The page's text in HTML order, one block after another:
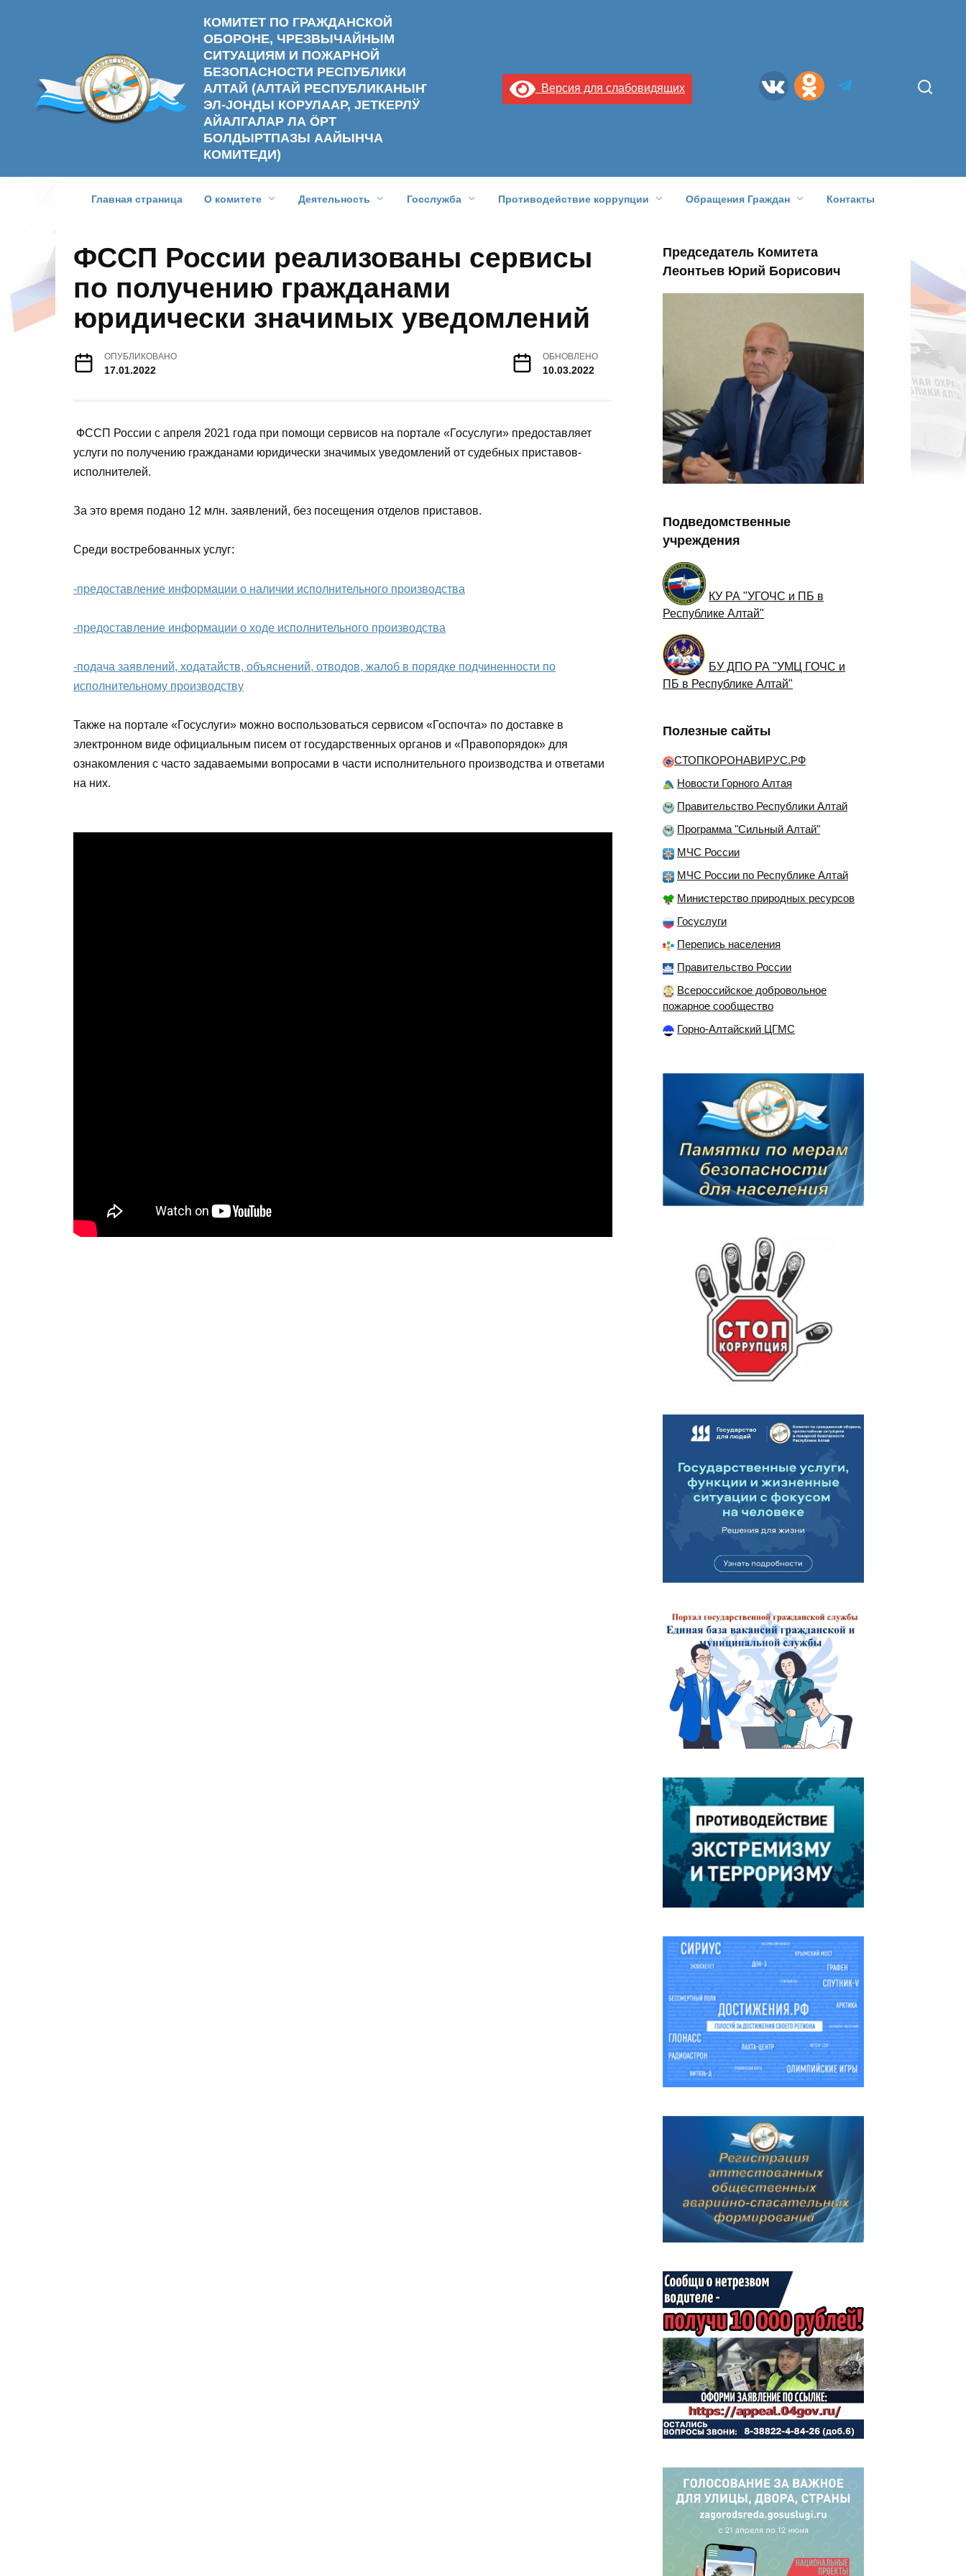
КОМИТЕТ ПО ГРАЖДАНСКОЙ
ОБОРОНЕ, ЧРЕЗВЫЧАЙНЫМ
СИТУАЦИЯМ И ПОЖАРНОЙ
БЕЗОПАСНОСТИ РЕСПУБЛИКИ
АЛТАЙ (АЛТАЙ РЕСПУБЛИКАНЫҤ
ЭЛ-ЈОНДЫ КОРУЛААР, ЈЕТКЕРЛӰ
АЙАЛГАЛАР ЛА ӦРТ
БОЛДЫРТПАЗЫ ААЙЫНЧА
КОМИТЕДИ)
Версия для слабовидящих
Главная страница О комитете Деятельность Госслужба Противодействие коррупции Обращения Граждан Контакты
ФССП России реализованы сервисы
по получению гражданами
юридически значимых уведомлений
ОПУБЛИКОВАНО
17.01.2022
ОБНОВЛЕНО
10.03.2022
ФССП России с апреля 2021 года при помощи сервисов на портале «Госуслуги» предоставляет
услуги по получению гражданами юридически значимых уведомлений от судебных приставов-
исполнителей.
За это время подано 12 млн. заявлений, без посещения отделов приставов.
Среди востребованных услуг:
-предоставление информации о наличии исполнительного производства
-предоставление информации о ходе исполнительного производства
-подача заявлений, ходатайств, объяснений, отводов, жалоб в порядке подчиненности по
исполнительному производству
Также на портале «Госуслуги» можно воспользоваться сервисом «Госпочта» по доставке в
электронном виде официальным писем от государственных органов и «Правопорядок» для
ознакомления с часто задаваемыми вопросами в части исполнительного производства и ответами
на них.
Председатель Комитета
Леонтьев Юрий Борисович
Подведомственные
учреждения
КУ РА "УГОЧС и ПБ в
Республике Алтай"
БУ ДПО РА "УМЦ ГОЧС и
ПБ в Республике Алтай"
Полезные сайты
СТОПКОРОНАВИРУС.РФ
Новости Горного Алтая
Правительство Республики Алтай
Программа "Сильный Алтай"
МЧС России
МЧС России по Республике Алтай
Министерство природных ресурсов
Госуслуги
Перепись населения
Правительство России
Всероссийское добровольное
пожарное сообщество
Горно-Алтайский ЦГМС